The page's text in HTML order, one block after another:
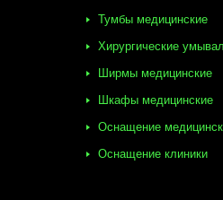
Тумбы медицинские
Хирургические
Ширмы медицинские
Шкафы медицинские
Оснащение
Оснащение клиники